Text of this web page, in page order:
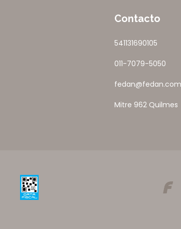
Contacto
541131690105
011-7079-5050
Mitre 962 Quilmes